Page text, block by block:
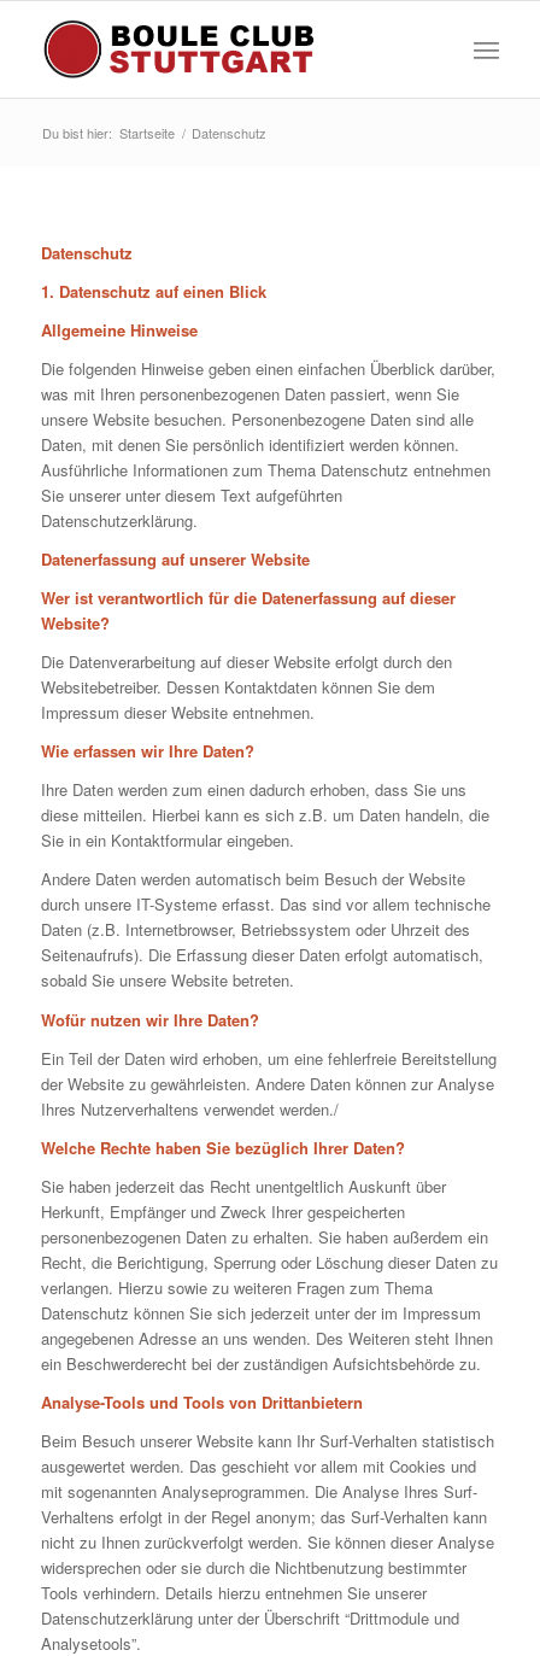
Du bist hier: Startseite / Datenschutz
Datenschutz
1. Datenschutz auf einen Blick
Allgemeine Hinweise
Die folgenden Hinweise geben einen einfachen Überblick darüber,
was mit Ihren personenbezogenen Daten passiert, wenn Sie
unsere Website besuchen. Personenbezogene Daten sind alle
Daten, mit denen Sie persönlich identifiziert werden können.
Ausführliche Informationen zum Thema Datenschutz entnehmen
Sie unserer unter diesem Text aufgeführten
Datenschutzerklärung.
Datenerfassung auf unserer Website
Wer ist verantwortlich für die Datenerfassung auf dieser
Website?
Die Datenverarbeitung auf dieser Website erfolgt durch den
Websitebetreiber. Dessen Kontaktdaten können Sie dem
Impressum dieser Website entnehmen.
Wie erfassen wir Ihre Daten?
Ihre Daten werden zum einen dadurch erhoben, dass Sie uns
diese mitteilen. Hierbei kann es sich z.B. um Daten handeln, die
Sie in ein Kontaktformular eingeben.
Andere Daten werden automatisch beim Besuch der Website
durch unsere IT-Systeme erfasst. Das sind vor allem technische
Daten (z.B. Internetbrowser, Betriebssystem oder Uhrzeit des
Seitenaufrufs). Die Erfassung dieser Daten erfolgt automatisch,
sobald Sie unsere Website betreten.
Wofür nutzen wir Ihre Daten?
Ein Teil der Daten wird erhoben, um eine fehlerfreie Bereitstellung
der Website zu gewährleisten. Andere Daten können zur Analyse
Ihres Nutzerverhaltens verwendet werden./
Welche Rechte haben Sie bezüglich Ihrer Daten?
Sie haben jederzeit das Recht unentgeltlich Auskunft über
Herkunft, Empfänger und Zweck Ihrer gespeicherten
personenbezogenen Daten zu erhalten. Sie haben außerdem ein
Recht, die Berichtigung, Sperrung oder Löschung dieser Daten zu
verlangen. Hierzu sowie zu weiteren Fragen zum Thema
Datenschutz können Sie sich jederzeit unter der im Impressum
angegebenen Adresse an uns wenden. Des Weiteren steht Ihnen
ein Beschwerderecht bei der zuständigen Aufsichtsbehörde zu.
Analyse-Tools und Tools von Drittanbietern
Beim Besuch unserer Website kann Ihr Surf-Verhalten statistisch
ausgewertet werden. Das geschieht vor allem mit Cookies und
mit sogenannten Analyseprogrammen. Die Analyse Ihres Surf-
Verhaltens erfolgt in der Regel anonym; das Surf-Verhalten kann
nicht zu Ihnen zurückverfolgt werden. Sie können dieser Analyse
widersprechen oder sie durch die Nichtbenutzung bestimmter
Tools verhindern. Details hierzu entnehmen Sie unserer
Datenschutzerklärung unter der Überschrift “Drittmodule und
Analysetools”.